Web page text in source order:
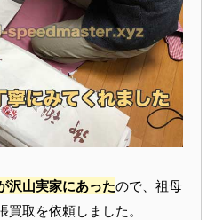
沢山実家にあったので、祖母
取を依頼しました。